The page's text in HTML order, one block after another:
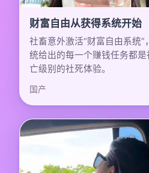
财富自由从获得系统开始
社畜意外激活“财富自由系统”
统给出的每一个赚钱任务都是
亡级别的社死体验。
国产